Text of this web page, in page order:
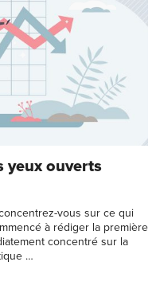
yeux ouverts
vous sur ce qui
à rédiger la première
concentré sur la
…